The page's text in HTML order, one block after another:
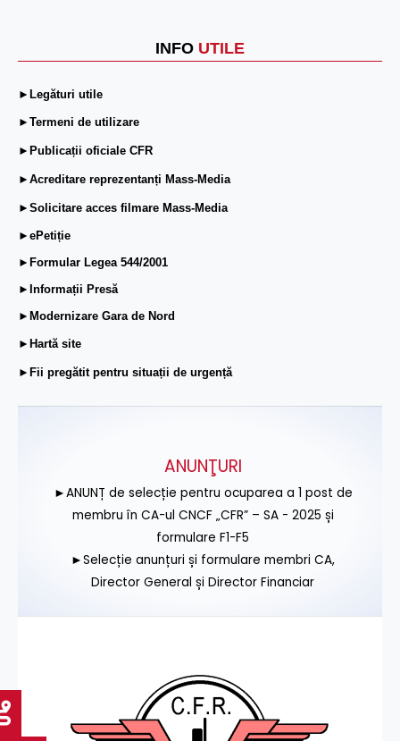
INFO UTILE
►Legături utile
►Termeni de utilizare
►Publicații oficiale CFR
►Acreditare reprezentanți Mass-Media
►Solicitare acces filmare Mass-Media
►ePetiție
►Formular Legea 544/2001
►Informații Presă
►Modernizare Gara de Nord
►Hartă site
►Fii pregătit pentru situații de urgență
ANUNŢURI
►ANUNȚ de selecție pentru ocuparea a 1 post de
membru în CA-ul CNCF „CFR” – SA - 2025 și
formulare F1-F5
►Selecție anunțuri și formulare membri CA,
Director General și Director Financiar